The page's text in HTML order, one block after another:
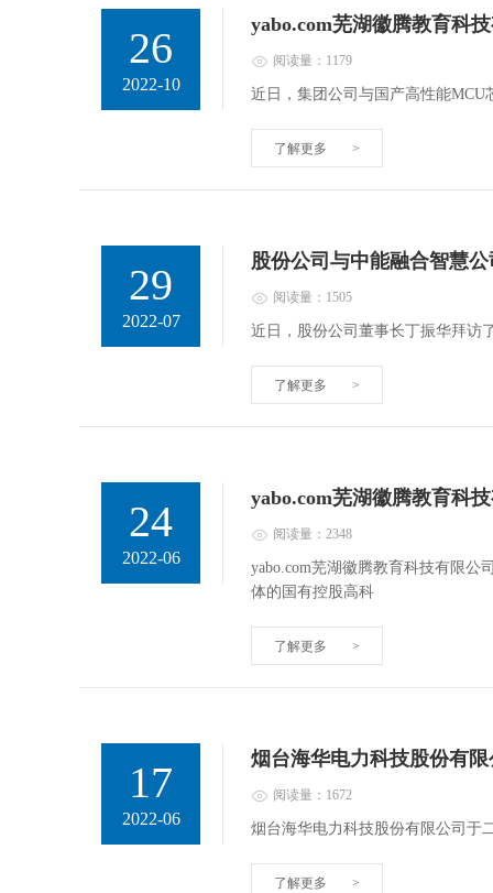
26
2022-10
yabo.com芜湖徽腾教育科
阅读量：1179
近日，集团公司与国产高性能
了解更多 >
29
2022-07
股份公司与中能融合智慧
阅读量：1505
近日，股份公司董事长丁振华拜访
了解更多 >
24
2022-06
yabo.com芜湖徽腾教育科
阅读量：2348
yabo.com芜湖徽腾教育科技有限公
体的国有控股高科
了解更多 >
17
2022-06
烟台海华电力科技股份有
阅读量：1672
烟台海华电力科技股份有限公司于
了解更多 >